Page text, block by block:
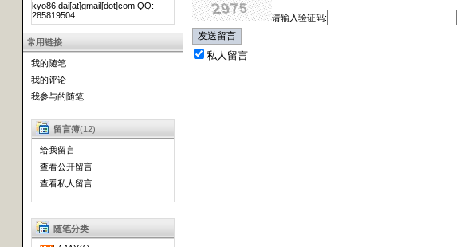
kyo86.dai[at]gmail[dot]com QQ:
285819504
常用链接
我的随笔
我的评论
我参与的随笔
留言簿(12)
给我留言
查看公开留言
查看私人留言
随笔分类
请输入验证码:
私人留言